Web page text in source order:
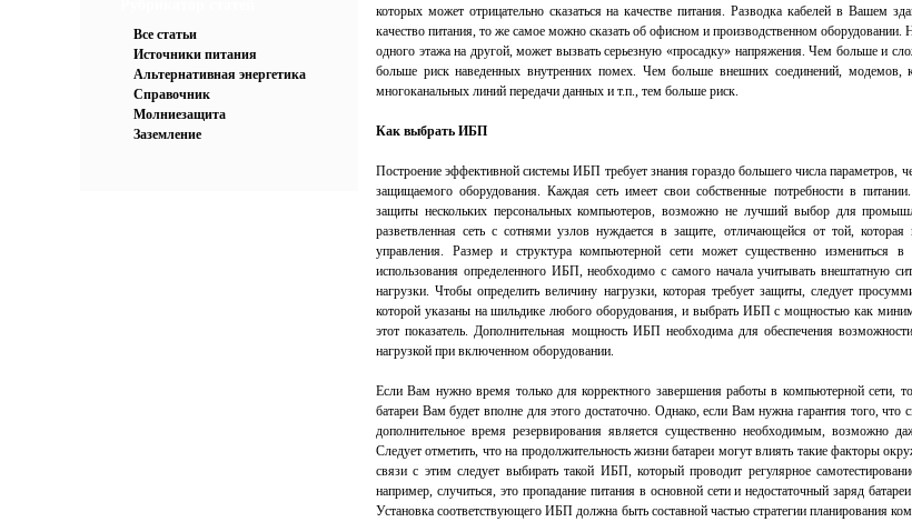
Все статьи
Источники питания
Альтернативная энергетика
Справочник
Молниезащита
Заземление
которых может отрицательно сказаться на качестве питания. Разводка кабелей в Вашем
качество питания, то же самое можно сказать об офисном и производственном
одного этажа на другой, может вызвать серьезную «просадку» напряжения. Чем больше и
больше риск наведенных внутренних помех. Чем больше внешних соединений, модемов,
многоканальных линий передачи данных и т.п., тем больше риск.
Как выбрать ИБП
Построение эффективной системы ИБП требует знания гораздо большего числа параметров,
защищаемого оборудования. Каждая сеть имеет свои собственные потребности в
защиты нескольких персональных компьютеров, возможно не лучший выбор для
разветвленная сеть с сотнями узлов нуждается в защите, отличающейся от той,
управления. Размер и структура компьютерной сети может существенно измениться
использования определенного ИБП, необходимо с самого начала учитывать внештатную
нагрузки. Чтобы определить величину нагрузки, которая требует защиты, следует
которой указаны на шильдике любого оборудования, и выбрать ИБП с мощностью как
этот показатель. Дополнительная мощность ИБП необходима для обеспечения
нагрузкой при включенном оборудовании.
Если Вам нужно время только для корректного завершения работы в компьютерной сети,
батареи Вам будет вполне для этого достаточно. Однако, если Вам нужна гарантия того, что
дополнительное время резервирования является существенно необходимым, возможно
Следует отметить, что на продолжительность жизни батареи могут влиять такие факторы
связи с этим следует выбирать такой ИБП, который проводит регулярное
например, случиться, это пропадание питания в основной сети и недостаточный заряд
Установка соответствующего ИБП должна быть составной частью стратегии планирования